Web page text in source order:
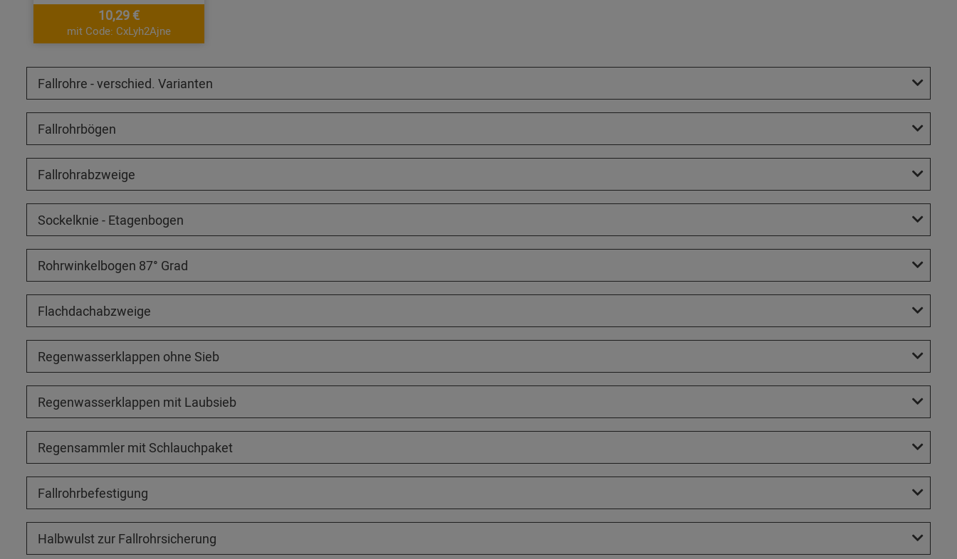
10,29 €
mit Code: CxLyh2Ajne
Fallrohre - verschied. Varianten
Fallrohrbögen
Fallrohrabzweige
Sockelknie - Etagenbogen
Rohrwinkelbogen 87° Grad
Flachdachabzweige
Regenwasserklappen ohne Sieb
Regenwasserklappen mit Laubsieb
Regensammler mit Schlauchpaket
Fallrohrbefestigung
Halbwulst zur Fallrohrsicherung